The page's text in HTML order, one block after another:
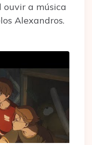
ouvir a música
Alexandros.